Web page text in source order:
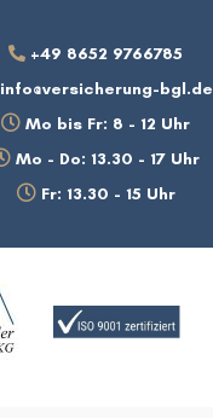
+49 8652 9766785
info@versicherung-bgl.de
Mo bis Fr: 8 - 12 Uhr
Mo - Do: 13.30 - 17 Uhr
Fr: 13.30 - 15 Uhr